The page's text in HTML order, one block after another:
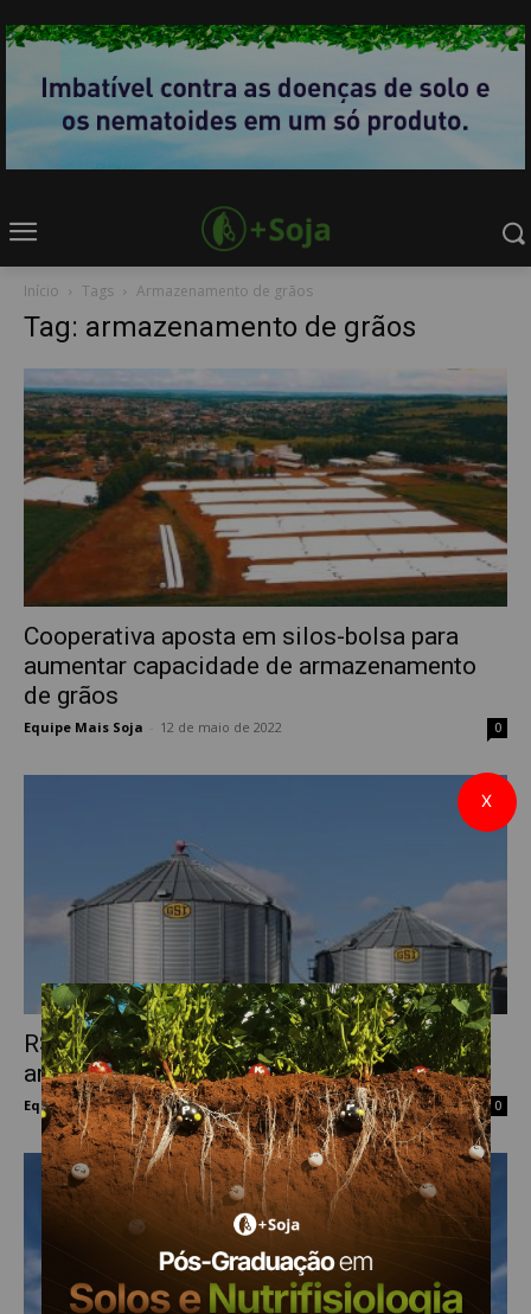
Início Tags Armazenamento de grãos
Tag: armazenamento de grãos
Cooperativa aposta em silos-bolsa para
aumentar capacidade de armazenamento
de grãos
Equipe Mais Soja 12 de maio de 2022 0
RS – Live Painel Agro debate déficit de
armazenagem no estado
Equipe Mais Soja - 22 de junho de 2021 0
X